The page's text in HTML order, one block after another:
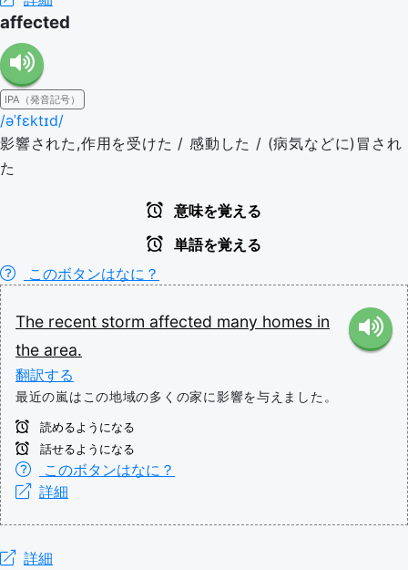
affected
IPA（発音記号）
/əˈfɛktɪd/
影響された,作用を受けた / 感動した / (病気などに)冒され
た
意味を覚える
単語を覚える
このボタンはなに？
The recent storm affected many homes in
the area.
翻訳する
最近の嵐はこの地域の多くの家に影響を与えました。
読めるようになる
話せるようになる
このボタンはなに？
詳細
詳細